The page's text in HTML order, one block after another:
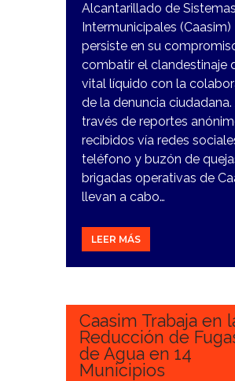
Alcantarillado de Sistemas
Intermunicipales (Caasim)
persiste en su
combatir el clandestinaje
vital líquido con la
de la denuncia ciudadana.
través de reportes
recibidos vía redes
teléfono y buzón de
brigadas operativas de
llevan a cabo…
LEER MÁS
28
Caasim Trabaja en
Reducción de
de Agua en 14
Municipios